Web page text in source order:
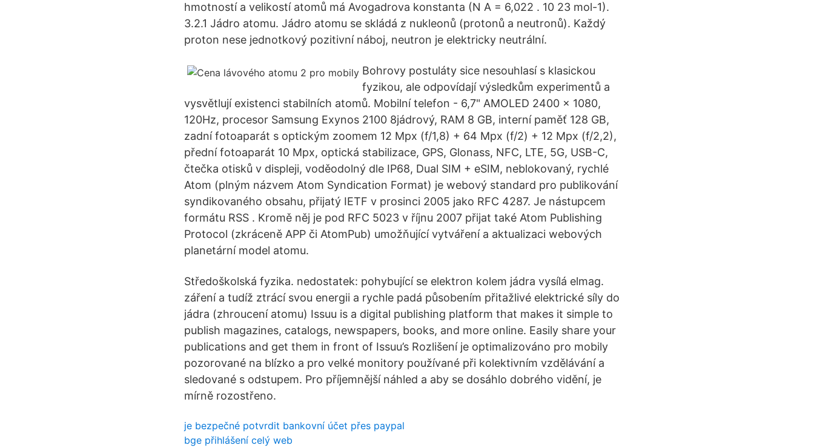
hmotností a velikostí atomů má Avogadrova konstanta (N A = 6,022 . 10 23 mol-1).
3.2.1 Jádro atomu. Jádro atomu se skládá z nukleonů (protonů a neutronů). Každý
proton nese jednotkový pozitivní náboj, neutron je elektricky neutrální.
Bohrovy postuláty sice nesouhlasí s klasickou
fyzikou, ale odpovídají výsledkům experimentů a
vysvětlují existenci stabilních atomů. Mobilní telefon - 6,7" AMOLED 2400 × 1080,
120Hz, procesor Samsung Exynos 2100 8jádrový, RAM 8 GB, interní paměť 128 GB,
zadní fotoaparát s optickým zoomem 12 Mpx (f/1,8) + 64 Mpx (f/2) + 12 Mpx (f/2,2),
přední fotoaparát 10 Mpx, optická stabilizace, GPS, Glonass, NFC, LTE, 5G, USB-C,
čtečka otisků v displeji, voděodolný dle IP68, Dual SIM + eSIM, neblokovaný, rychlé
Atom (plným názvem Atom Syndication Format) je webový standard pro publikování
syndikovaného obsahu, přijatý IETF v prosinci 2005 jako RFC 4287. Je nástupcem
formátu RSS . Kromě něj je pod RFC 5023 v říjnu 2007 přijat také Atom Publishing
Protocol (zkráceně APP či AtomPub) umožňující vytváření a aktualizaci webových
planetární model atomu.
Středoškolská fyzika. nedostatek: pohybující se elektron kolem jádra vysílá elmag.
záření a tudíž ztrácí svou energii a rychle padá působením přitažlivé elektrické síly do
jádra (zhroucení atomu) Issuu is a digital publishing platform that makes it simple to
publish magazines, catalogs, newspapers, books, and more online. Easily share your
publications and get them in front of Issuu’s Rozlišení je optimalizováno pro mobily
pozorované na blízko a pro velké monitory používané při kolektivním vzdělávání a
sledované s odstupem. Pro příjemnější náhled a aby se dosáhlo dobrého vidění, je
mírně rozostřeno.
je bezpečné potvrdit bankovní účet přes paypal
bge přihlášení celý web